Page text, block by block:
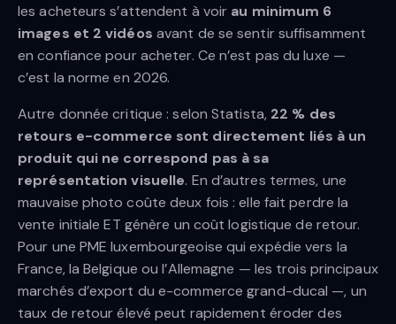
les acheteurs s’attendent à voir au minimum 6
images et 2 vidéos avant de se sentir suffisamment
en confiance pour acheter. Ce n’est pas du luxe —
c’est la norme en 2026.
Autre donnée critique : selon Statista, 22 % des
retours e-commerce sont directement liés à un
produit qui ne correspond pas à sa
représentation visuelle. En d’autres termes, une
mauvaise photo coûte deux fois : elle fait perdre la
vente initiale ET génère un coût logistique de retour.
Pour une PME luxembourgeoise qui expédie vers la
France, la Belgique ou l’Allemagne — les trois principaux
marchés d’export du e-commerce grand-ducal —, un
taux de retour élevé peut rapidement éroder des